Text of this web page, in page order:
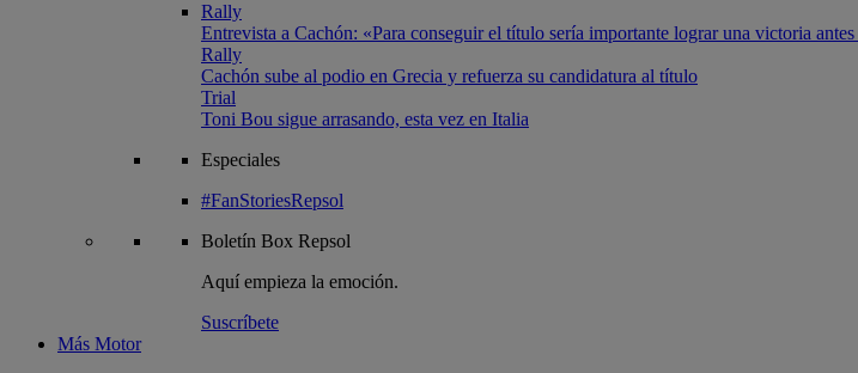
Rally
Entrevista a Cachón: «Para conseguir el título sería importante lograr una victoria
Rally
Cachón sube al podio en Grecia y refuerza su candidatura al título
Trial
Toni Bou sigue arrasando, esta vez en Italia
Especiales
#FanStoriesRepsol
Boletín Box Repsol
Aquí empieza la emoción.
Suscríbete
Más Motor